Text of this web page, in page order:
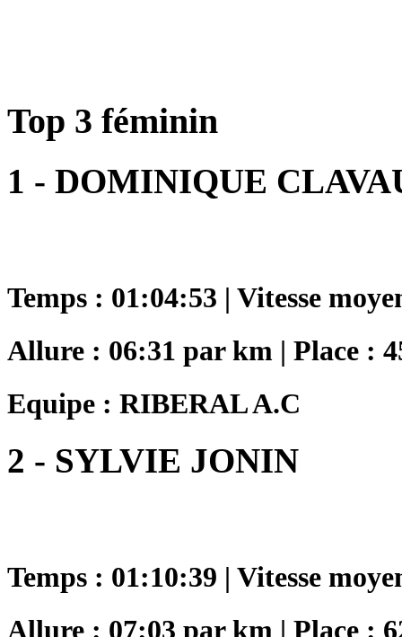
Top 3 féminin
1 - DOMINIQUE
Temps : 01:04:53 | Vitesse
Allure : 06:31 par km | Place :
Equipe : RIBERAL A.C
2 - SYLVIE JONIN
Temps : 01:10:39 | Vitesse
Allure : 07:03 par km | Place :